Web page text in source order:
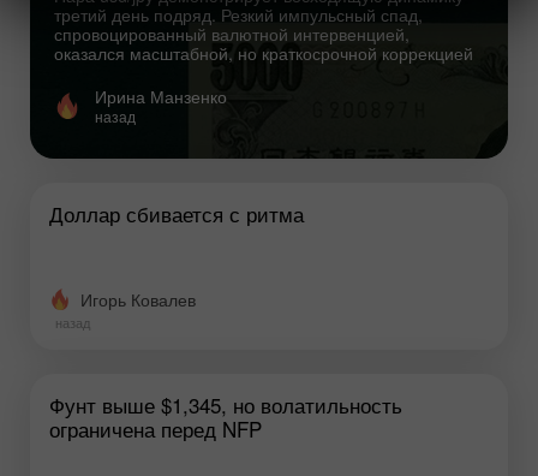
третий день подряд. Резкий импульсный спад,
спровоцированный валютной интервенцией,
оказался масштабной, но краткосрочной коррекцией
Ирина Манзенко
назад
Доллар сбивается с ритма
Игорь Ковалев
назад
Фунт выше $1,345, но волатильность
ограничена перед NFP